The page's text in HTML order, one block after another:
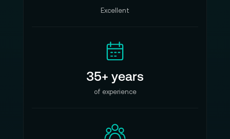
Excellent
35+ years
of experience